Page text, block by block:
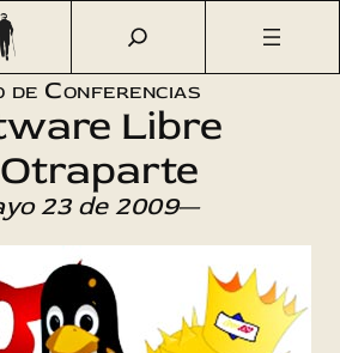
Cultural Ciencia
Android y «TIE
de Conferencias
Libre
23 de 2009—